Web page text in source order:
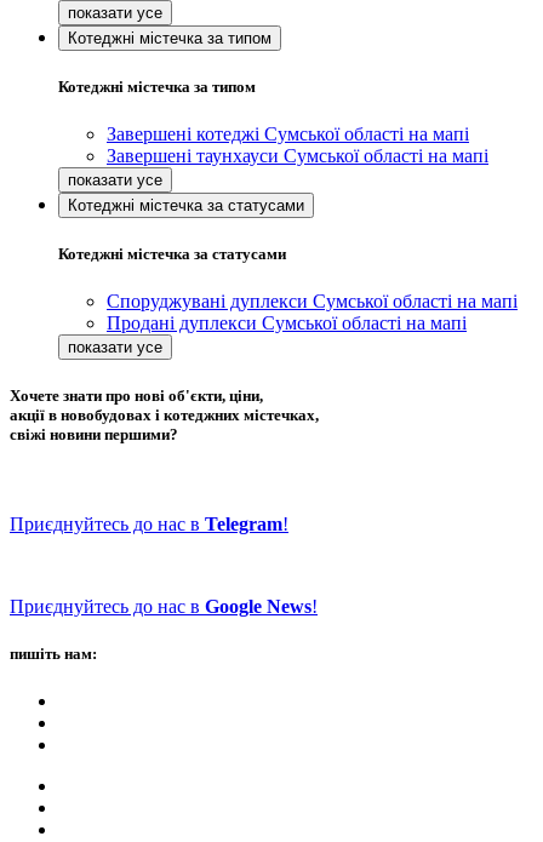
Котеджні містечка за типом
Котеджні містечка за типом
Завершені котеджі Сумської області на мапі
Завершені таунхауси Сумської області на мапі
Котеджні містечка за статусами
Котеджні містечка за статусами
Споруджувані дуплекси Сумської області на мапі
Продані дуплекси Сумської області на мапі
Хочете знати про нові об'єкти, ціни,
акції в новобудовах і котеджних містечках,
свіжі новини першими?
Приєднуйтесь до нас в Telegram!
Приєднуйтесь до нас в Google News!
пишіть нам: